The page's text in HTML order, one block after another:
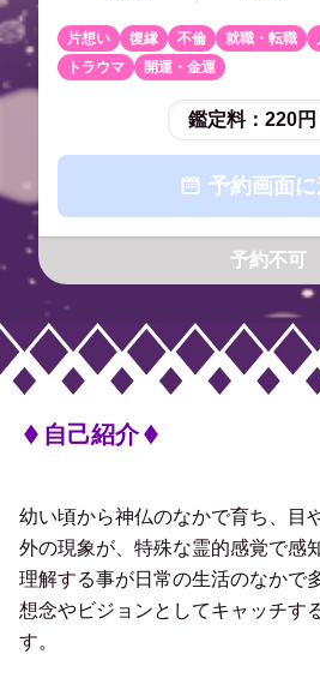
片想い 復縁 不倫 就職・転職
トラウマ
開運・金運
鑑定料： 220円
予約画面
予約不可
自己紹介
幼い頃から神仏のなかで育ち、目
外の現象が、特殊な霊的感覚で感
理解する事が日常の生活のなかで
想念やビジョンとしてキャッチす
す。